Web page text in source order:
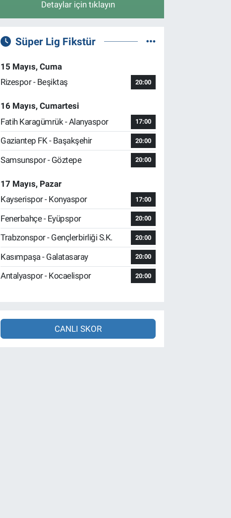
Detaylar için tıklayın
Süper Lig Fikstür
15 Mayıs, Cuma
Rizespor - Beşiktaş
20:00
16 Mayıs, Cumartesi
Fatih Karagümrük - Alanyaspor
17:00
Gaziantep FK - Başakşehir 20:00
Samsunspor - Göztepe 20:00
17 Mayıs, Pazar
Kayserispor - Konyaspor
17:00
Fenerbahçe - Eyüpspor 20:00
Trabzonspor - Gençlerbirliği S.K. 20:00
Kasımpaşa - Galatasaray 20:00
Antalyaspor - Kocaelispor 20:00
CANLI SKOR